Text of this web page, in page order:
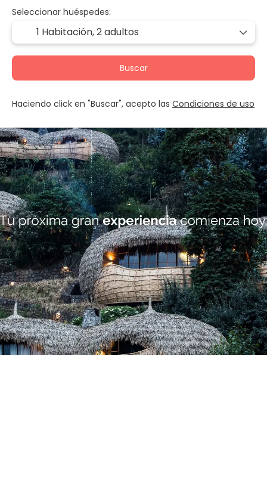
Seleccionar huéspedes:
1 Habitación,2 adultos
Buscar
Haciendo click en "Buscar", acepto las Condiciones de uso